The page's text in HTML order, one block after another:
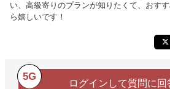
い、高級寄りのプランが知りたくて、おす
ら嬉しいです！
5G
ログインして質問に回